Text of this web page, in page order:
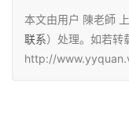
本文由用户 陳老師
联系）处理。如若转
http://